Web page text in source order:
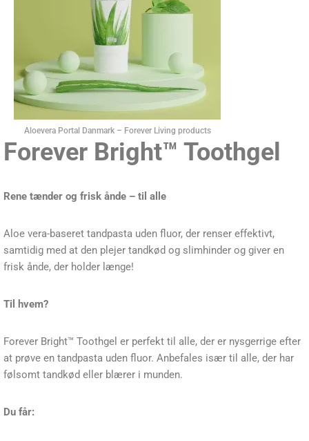
Aloevera Portal Danmark – Forever Living products
Forever Bright™ Toothgel
Rene tænder og frisk ånde – til alle
Aloe vera-baseret tandpasta uden fluor, der renser effektivt,
samtidig med at den plejer tandkød og slimhinder og giver en
frisk ånde, der holder længe!
Til hvem?
Forever Bright™ Toothgel er perfekt til alle, der er nysgerrige efter
at prøve en tandpasta uden fluor. Anbefales især til alle, der har
følsomt tandkød eller blærer i munden.
Du får: